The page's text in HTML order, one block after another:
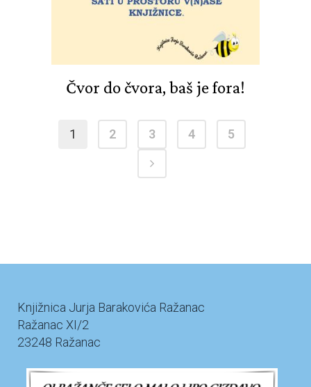
Čvor do čvora, baš je fora!
1 2 3 4 5
Knjižnica Jurja Barakovića Ražanac
Ražanac XI/2
23248 Ražanac